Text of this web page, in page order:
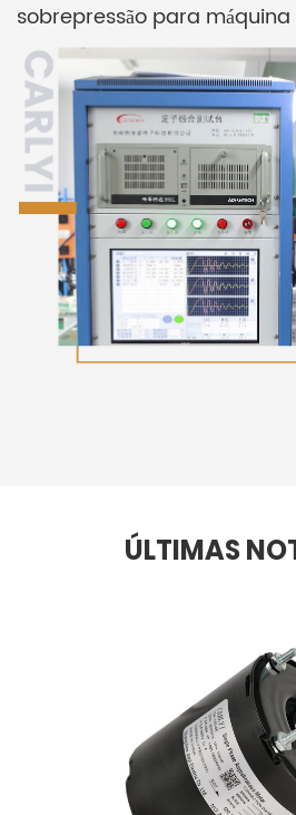
sobrepressão para
ÚLTIMAS